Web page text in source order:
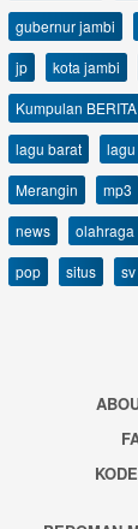
gubernur jambi
jp
kota jambi
Kumpulan
lagu barat
Merangin
mp3
news
olahraga
pop
situs sv